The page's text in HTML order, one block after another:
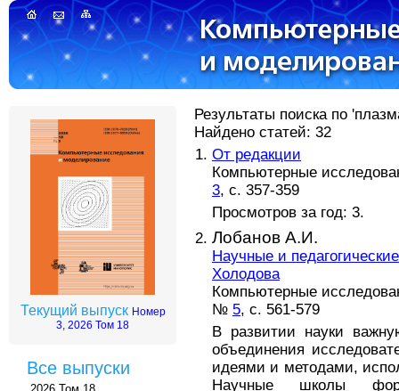
Текущий выпуск Номер
3, 2026 Том 18
Все выпуски
Результаты поиска по
Найдено статей: 32
От редакции
Компьютерные
3, с. 357-359
Просмотров за год: 3.
Лобанов А.И.
Научные и
Холодова
Компьютерные
№ 5, с. 561-579
В развитии науки
объединения
идеями и методами,
Научные школы